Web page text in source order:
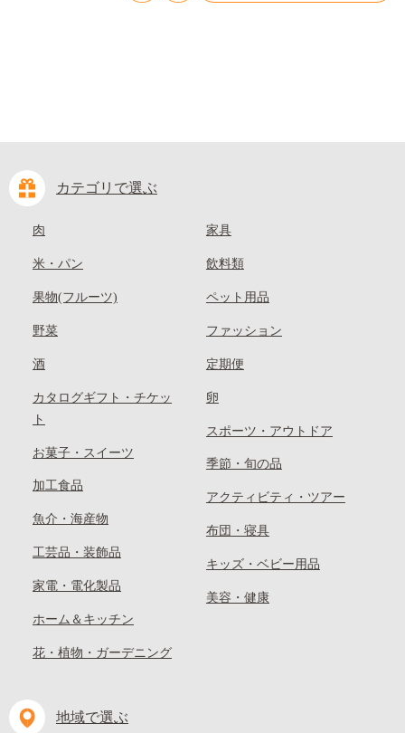
kasaoka_zsy_419_100---
カテゴリで選ぶ
肉
米・パン
果物(フルーツ)
野菜
酒
カタログギフト・チケッ
ト
お菓子・スイーツ
加工食品
魚介・海産物
工芸品・装飾品
家電・電化製品
ホーム＆キッチン
花・植物・ガーデニング
家具
飲料類
ペット用品
ファッション
定期便
卵
スポーツ・アウトドア
季節・旬の品
アクティビティ・ツアー
布団・寝具
キッズ・ベビー用品
美容・健康
地域で選ぶ